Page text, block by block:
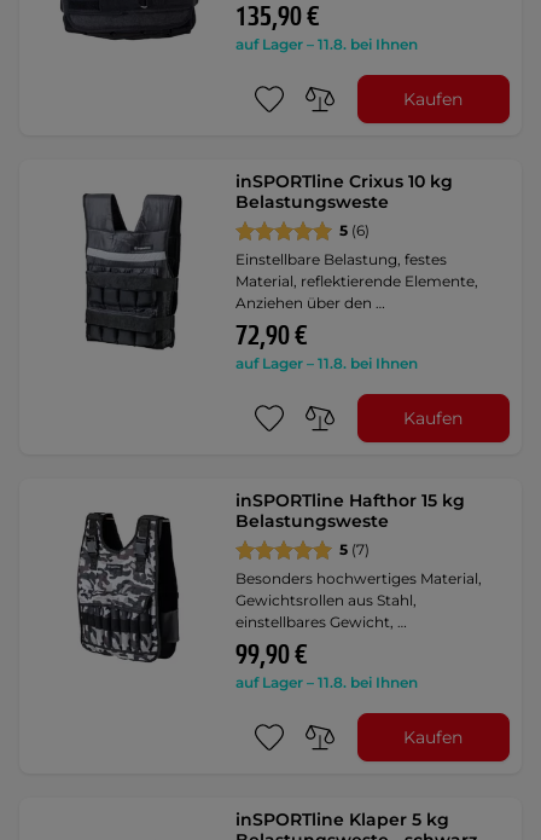
135,90 €
auf Lager – 11.8. bei Ihnen
Kaufen
inSPORTline Crixus 10 kg
Belastungsweste
5 (6)
Einstellbare Belastung, festes
Material, reflektierende Elemente,
Anziehen über den …
72,90 €
auf Lager – 11.8. bei Ihnen
Kaufen
inSPORTline Hafthor 15 kg
Belastungsweste
5 (7)
Besonders hochwertiges Material,
Gewichtsrollen aus Stahl,
einstellbares Gewicht, …
99,90 €
auf Lager – 11.8. bei Ihnen
Kaufen
inSPORTline Klaper 5 kg